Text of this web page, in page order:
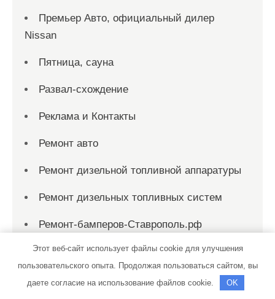
Премьер Авто, официальный дилер
Nissan
Пятница, сауна
Развал-схождение
Реклама и Контакты
Ремонт авто
Ремонт дизельной топливной аппаратуры
Ремонт дизельных топливных систем
Ремонт-бамперов-Ставрополь.рф
Рио, сауна
Родник
Этот веб-сайт использует файлы cookie для улучшения
пользовательского опыта. Продолжая пользоваться сайтом, вы
даете согласие на использование файлов cookie.
OK